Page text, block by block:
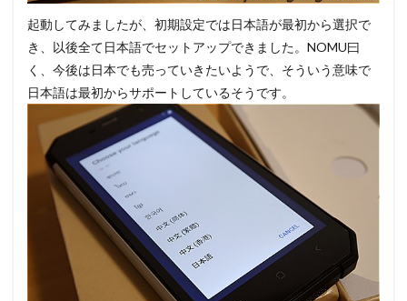
起動してみましたが、初期設定では日本語が最初から選択で
き、以後全て日本語でセットアップできました。NOMU曰
く、今後は日本でも売っていきたいようで、そういう意味で
日本語は最初からサポートしているそうです。